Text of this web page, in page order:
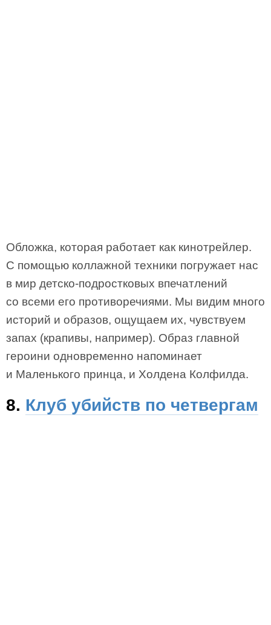
Обложка, которая работает как кинотрейлер.
С помощью коллажной техники погружает нас
в мир детско-подростковых впечатлений
со всеми его противоречиями. Мы видим много
историй и образов, ощущаем их, чувствуем
запах (крапивы, например). Образ главной
героини одновременно напоминает
и Маленького принца, и Холдена Колфилда.
8. Клуб убийств по четвергам